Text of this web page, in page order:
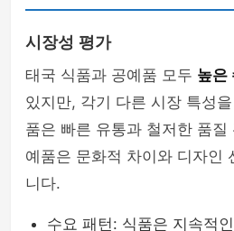
시장성 평가
태국 식품과 공예품 모두 높은
있지만, 각기 다른 시장 특성
품은 빠른 유통과 철저한 품질
예품은 문화적 차이와 디자인
니다.
수요 패턴: 식품은 지속적